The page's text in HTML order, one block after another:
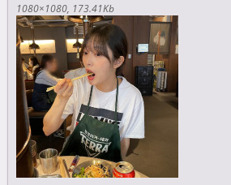
1080×1080 173.41Kb